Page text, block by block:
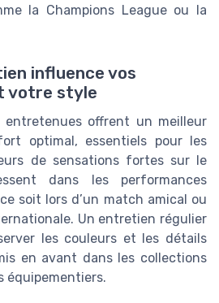
la Champions League ou la
influence vos
votre style
entretenues offrent un meilleur
optimal, essentiels pour les
de sensations fortes sur le
dans les performances
soit lors d’un match amical ou
Un entretien régulier
les couleurs et les détails
en avant dans les collections
équipementiers.